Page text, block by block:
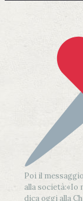
Poi il
alla società:«Io
dica oggi alla